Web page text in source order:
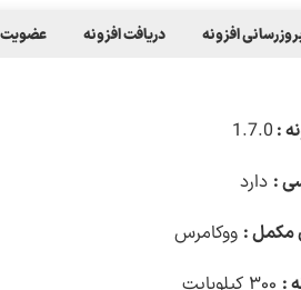
افزونه دریافت افزونه عضویت
:
1.7.0
: دارد
مکمل : ووکامرس
: